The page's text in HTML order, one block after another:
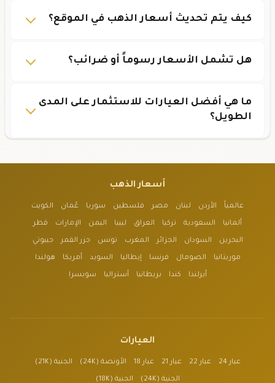
كيف يتم تحديث أسعار الذهب في الموقع؟
هل تشمل الأسعار رسوماً أو ضرائب؟
ما هي أفضل العيارات للاستثمار على المدى
الطويل؟
أسعار الذهب
عالمياً الأردن لبنان مصر فلسطين سوريا عُمان الكويت
ألمانيا السعودية تركيا العراق ليبيا اليمن الإمارات قطر
البحرين السودان الجزائر المغرب تونس جزر القمر جيبوتي
موريتانيا الصومال فرنسا إيطاليا السويد أمريكا هولندا
أيرلندا كندا بريطانيا أستراليا سويسرا
العيارات
عيار 24 عيار 22 عيار 21 عيار 18 الأونصة (24K) الجنية (21K)
الجنية (24K) الجنية (18K)